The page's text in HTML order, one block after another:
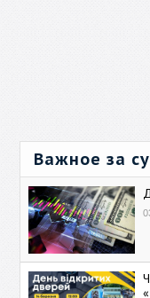
Важное за